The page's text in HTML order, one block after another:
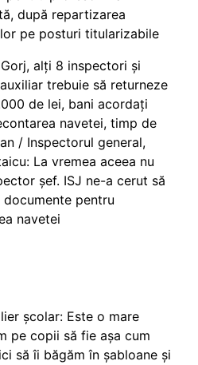
după repartizarea
pe posturi titularizabile
alți 8 inspectori și
trebuie să returneze
de lei, bani acordați
navetei, timp de
/ Inspectorul general,
La vremea aceea nu
șef. ISJ ne-a cerut să
documente pentru
navetei
școlar: Este o mare
pe copii să fie așa cum
să îi băgăm în șabloane și